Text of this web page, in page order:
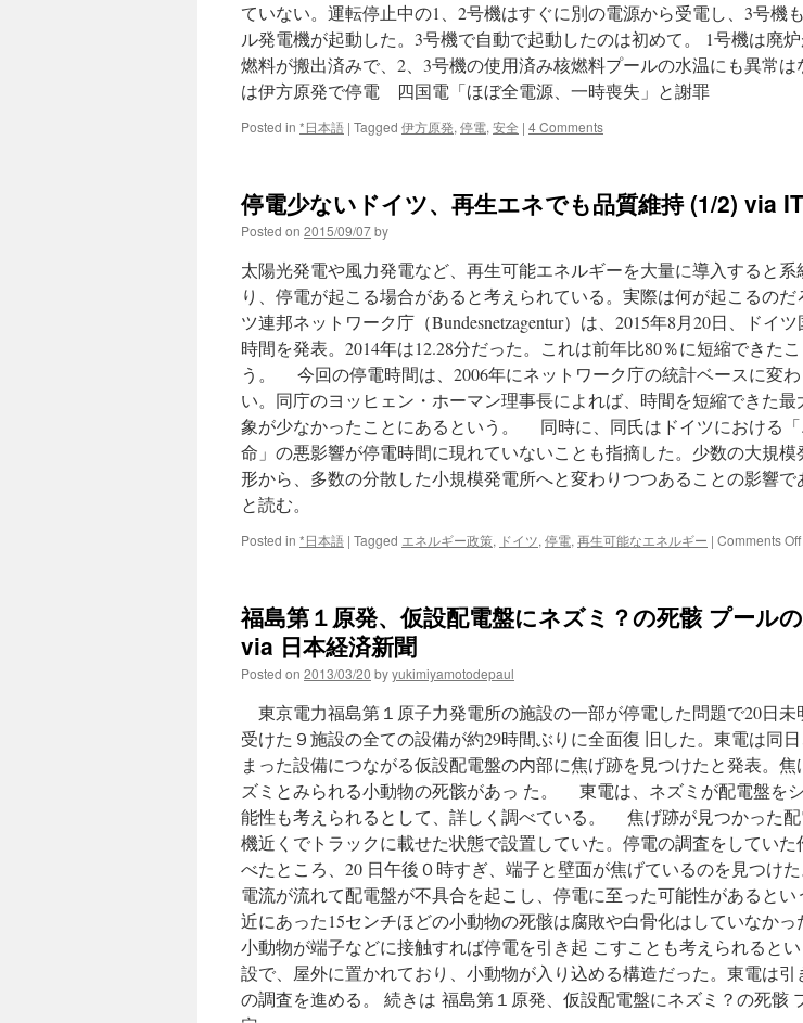
ていない。運転停止中の1、2号機はすぐに別の電源から受電し、3号機
ル発電機が起動した。3号機で自動で起動したのは初めて。 1号機は廃
燃料が搬出済みで、2、3号機の使用済み核燃料プールの水温にも異常は
は伊方原発で停電 四国電「ほぼ全電源、一時喪失」と謝罪
Posted in *日本語 | Tagged 伊方原発, 停電, 安全 | 4 Comments
停電少ないドイツ、再生エネでも品質維持 (1/2) via
Posted on 2015/09/07by
太陽光発電や風力発電など、再生可能エネルギーを大量に導入すると系
り、停電が起こる場合があると考えられている。実際は何が起こるの
ツ連邦ネットワーク庁（Bundesnetzagentur）は、2015年8月20日、ドイ
時間を発表。2014年は12.28分だった。これは前年比80％に短縮できた
う。 今回の停電時間は、2006年にネットワーク庁の統計ベースに変
い。同庁のヨッヒェン・ホーマン理事長によれば、時間を短縮できた
象が少なかったことにあるという。 同時に、同氏はドイツにおける
命」の悪影響が停電時間に現れていないことも指摘した。少数の大規模
形から、多数の分散した小規模発電所へと変わりつつあることの影響
と読む。
Posted in *日本語 | Tagged エネルギー政策, ドイツ, 停電, 再生可能なエネルギー | Comments Off
福島第１原発、仮設配電盤にネズミ？の死骸 プール
via 日本経済新聞
Posted on 2013/03/20 byyukimiyamotodepaul
東京電力福島第１原子力発電所の施設の一部が停電した問題で20日未
受けた９施設の全ての設備が約29時間ぶりに全面復 旧した。東電は同
まった設備につながる仮設配電盤の内部に焦げ跡を見つけたと発表。
ズミとみられる小動物の死骸があっ た。 東電は、ネズミが配電盤を
能性も考えられるとして、詳しく調べている。 焦げ跡が見つかった
機近くでトラックに載せた状態で設置していた。停電の調査をしていた
べたところ、20 日午後０時すぎ、端子と壁面が焦げているのを見つけ
電流が流れて配電盤が不具合を起こし、停電に至った可能性があると
近にあった15センチほどの小動物の死骸は腐敗や白骨化はしていなか
小動物が端子などに接触すれば停電を引き起 こすことも考えられると
設で、屋外に置かれており、小動物が入り込める構造だった。東電は引
の調査を進める。 続きは 福島第１原発、仮設配電盤にネズミ？の死骸